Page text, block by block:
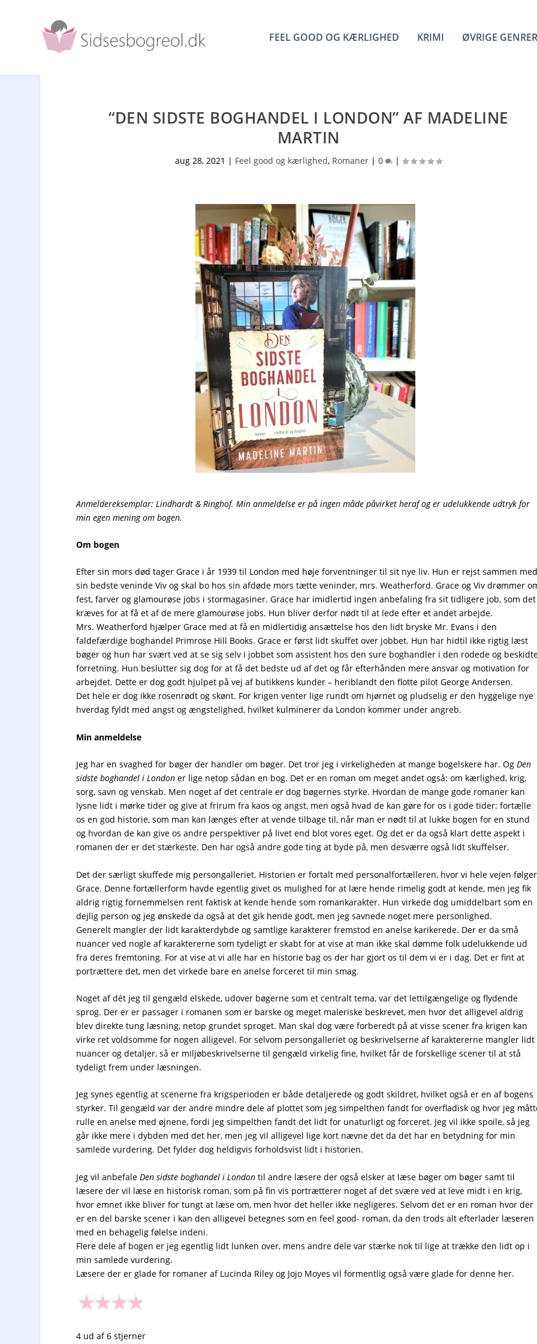
FEEL GOOD OG KÆRLIGHED KRIMI ØVRIGE GENRER
“DEN SIDSTE BOGHANDEL I LONDON” AF MADELINE
MARTIN
aug 28, 2021 | Feel good og kærlighed, Romaner |0 |
Anmeldereksemplar: Lindhardt & Ringhof. Min anmeldelse er på ingen måde påvirket heraf og er udelukkende udtryk for
min egen mening om bogen.
Om bogen
Efter sin mors død tager Grace i år 1939 til London med høje forventninger til sit nye liv. Hun er rejst sammen
sin bedste veninde Viv og skal bo hos sin afdøde mors tætte veninder, mrs. Weatherford. Grace og Viv drømmer
fest, farver og glamourøse jobs i stormagasiner. Grace har imidlertid ingen anbefaling fra sit tidligere job, som det
kræves for at få et af de mere glamourøse jobs. Hun bliver derfor nødt til at lede efter et andet arbejde.
Mrs. Weatherford hjælper Grace med at få en midlertidig ansættelse hos den lidt bryske Mr. Evans i den
faldefærdige boghandel Primrose Hill Books. Grace er først lidt skuffet over jobbet. Hun har hidtil ikke rigtig læst
bøger og hun har svært ved at se sig selv i jobbet som assistent hos den sure boghandler i den rodede og
forretning. Hun beslutter sig dog for at få det bedste ud af det og får efterhånden mere ansvar og motivation for
arbejdet. Dette er dog godt hjulpet på vej af butikkens kunder – heriblandt den flotte pilot George Andersen.
Det hele er dog ikke rosenrødt og skønt. For krigen venter lige rundt om hjørnet og pludselig er den hyggelige nye
hverdag fyldt med angst og ængstelighed, hvilket kulminerer da London kommer under angreb.
Min anmeldelse
Jeg har en svaghed for bøger der handler om bøger. Det tror jeg i virkeligheden at mange bogelskere har. OgDen
sidste boghandel i London er lige netop sådan en bog. Det er en roman om meget andet også: om kærlighed, krig,
sorg, savn og venskab. Men noget af det centrale er dog bøgernes styrke. Hvordan de mange gode romaner kan
lysne lidt i mørke tider og give at frirum fra kaos og angst, men også hvad de kan gøre for os i gode tider: fortælle
os en god historie, som man kan længes efter at vende tilbage til, når man er nødt til at lukke bogen for en stund
og hvordan de kan give os andre perspektiver på livet end blot vores eget. Og det er da også klart dette aspekt i
romanen der er det stærkeste. Den har også andre gode ting at byde på, men desværre også lidt skuffelser.
Det der særligt skuffede mig persongalleriet. Historien er fortalt med personalfortælleren, hvor vi hele vejen følger
Grace. Denne fortællerform havde egentlig givet os mulighed for at lære hende rimelig godt at kende, men jeg fik
aldrig rigtig fornemmelsen rent faktisk at kende hende som romankarakter. Hun virkede dog umiddelbart som en
dejlig person og jeg ønskede da også at det gik hende godt, men jeg savnede noget mere personlighed.
Generelt mangler der lidt karakterdybde og samtlige karakterer fremstod en anelse karikerede. Der er da små
nuancer ved nogle af karaktererne som tydeligt er skabt for at vise at man ikke skal dømme folk udelukkende ud
fra deres fremtoning. For at vise at vi alle har en historie bag os der har gjort os til dem vi er i dag. Det er fint at
portrættere det, men det virkede bare en anelse forceret til min smag.
Noget af dét jeg til gengæld elskede, udover bøgerne som et centralt tema, var det lettilgængelige og flydende
sprog. Der er er passager i romanen som er barske og meget maleriske beskrevet, men hvor det alligevel aldrig
blev direkte tung læsning, netop grundet sproget. Man skal dog være forberedt på at visse scener fra krigen kan
virke ret voldsomme for nogen alligevel. For selvom persongalleriet og beskrivelserne af karaktererne mangler lidt
nuancer og detaljer, så er miljøbeskrivelserne til gengæld virkelig fine, hvilket får de forskellige scener til at stå
tydeligt frem under læsningen.
Jeg synes egentlig at scenerne fra krigsperioden er både detaljerede og godt skildret, hvilket også er en af bogens
styrker. Til gengæld var der andre mindre dele af plottet som jeg simpelthen fandt for overfladisk og hvor jeg
rulle en anelse med øjnene, fordi jeg simpelthen fandt det lidt for unaturligt og forceret. Jeg vil ikke spoile, så jeg
går ikke mere i dybden med det her, men jeg vil alligevel lige kort nævne det da det har en betydning for min
samlede vurdering. Det fylder dog heldigvis forholdsvist lidt i historien.
Jeg vil anbefale Den sidste boghandel i London til andre læsere der også elsker at læse bøger om bøger samt til
læsere der vil læse en historisk roman, som på fin vis portrætterer noget af det svære ved at leve midt i en krig,
hvor emnet ikke bliver for tungt at læse om, men hvor det heller ikke negligeres. Selvom det er en roman hvor der
er en del barske scener i kan den alligevel betegnes som en feel good- roman, da den trods alt efterlader læseren
med en behagelig følelse indeni.
Flere dele af bogen er jeg egentlig lidt lunken over, mens andre dele var stærke nok til lige at trække den lidt op i
min samlede vurdering.
Læsere der er glade for romaner af Lucinda Riley og Jojo Moyes vil formentlig også være glade for denne her.
4 ud af 6 stjerner